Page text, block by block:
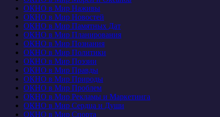
ОКНО в Мир Наживы
ОКНО в Мир Новостей
ОКНО в Мир Памятных Дат
ОКНО в Мир Планирования
ОКНО в Мир Познания
ОКНО в Мир Политики
ОКНО в Мир Поэзии
ОКНО в Мир Правды
ОКНО в Мир Природы
ОКНО в Мир Проблем
ОКНО в Мир Рекламы и Маркетинга
ОКНО в Мир Сердца и Души
ОКНО в Мир Спорта